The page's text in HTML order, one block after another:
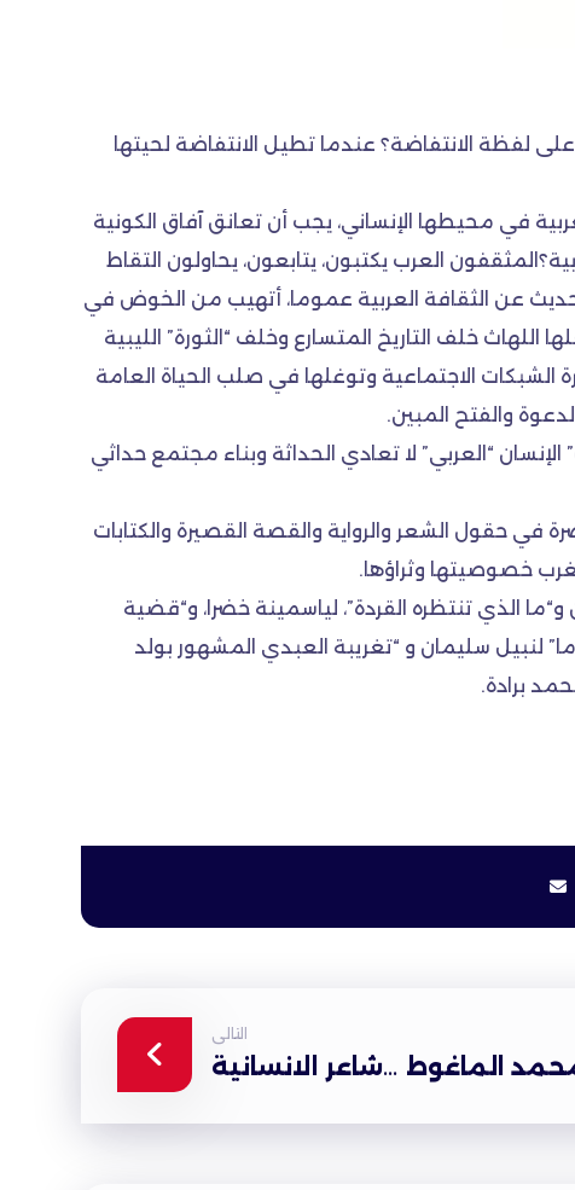
لفظة الانتفاضة؟ عندما تطيل الانتفاضة لحيتها
في محيطها الإنساني، يجب أن تعانق آفاق الكونية
العرب يكتبون، يتابعون، يحاولون التقاط
الحديث عن الثقافة العربية عموما، أتهيب من الخوض في
خلف التاريخ المتسارع وخلف “الثورة” الليبية
الشبكات الاجتماعية وتوغلها في صلب الحياة العامة
والفتح المبين.
“العربي” لا تعادي الحداثة وبناء مجتمع حداثي
في حقول الشعر والرواية والقصة القصيرة والكتابات
خصوصيتها وثراؤها.
الذي تنتظره القردة”، لياسمينة خضرا، و“قضية
لنبيل سليمان و “تغريبة العبدي المشهور بولد
برادة.
التالى
الماغوط …شاعر الانسانية